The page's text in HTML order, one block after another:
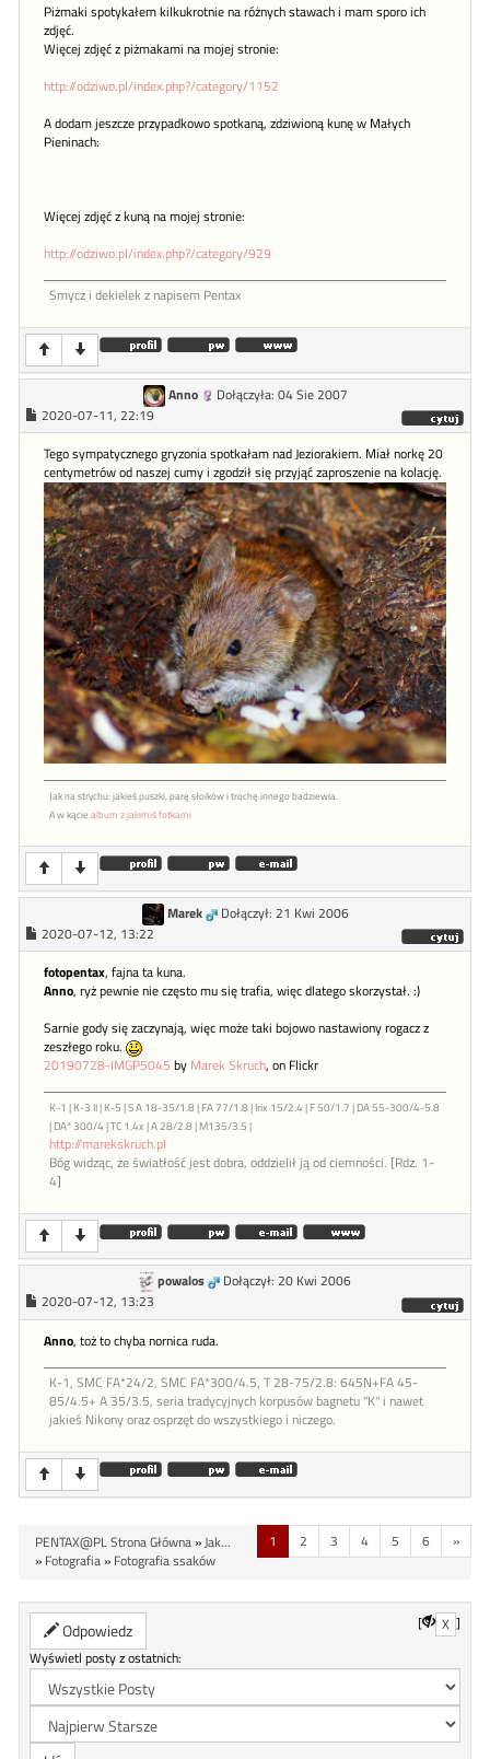
Piżmaki spotykałem kilkukrotnie na różnych stawach i mam sporo ich
zdjęć.
Więcej zdjęć z piżmakami na mojej stronie:
http://odziwo.pl/index.php?/category/1152
A dodam jeszcze przypadkowo spotkaną, zdziwioną kunę w Małych
Pieninach:
Więcej zdjęć z kuną na mojej stronie:
http://odziwo.pl/index.php?/category/929
Smycz i dekielek z napisem Pentax
Anno
Dołączyła: 04 Sie 2007
2020-07-11, 22:19
Tego sympatycznego gryzonia spotkałam nad Jeziorakiem. Miał norkę 20
centymetrów od naszej cumy i zgodził się przyjąć zaproszenie na kolację.
Jak na strychu: jakieś puszki, parę słoików i trochę innego badziewia.
A w kącie album z jakimiś fotkami
Marek
Dołączył: 21 Kwi 2006
2020-07-12, 13:22
fotopentax, fajna ta kuna.
Anno, ryż pewnie nie często mu się trafia, więc dlatego skorzystał. :)
Sarnie gody się zaczynają, więc może taki bojowo nastawiony rogacz z
zeszłego roku.
20190728-IMGP5045 by Marek Skruch, on Flickr
K-1 | K-3 II | K-5 | S A 18-35/1.8 | FA 77/1.8 | Irix 15/2.4 | F 50/1.7 | DA 55-300/4-5.8
| DA* 300/4 | TC 1.4x | A 28/2.8 | M135/3.5 |
http://marekskruch.pl
Bóg widząc, że światłość jest dobra, oddzielił ją od ciemności. [Rdz. 1-
4]
powalos
Dołączył: 20 Kwi 2006
2020-07-12, 13:23
Anno, toż to chyba nornica ruda.
K-1, SMC FA*24/2, SMC FA*300/4.5, T 28-75/2.8: 645N+FA 45-
85/4.5+ A 35/3.5, seria tradycyjnych korpusów bagnetu "K" i nawet
jakieś Nikony oraz osprzęt do wszystkiego i niczego.
1 2 3 4 5 6 »
PENTAX@PL Strona Główna» Jak...
» Fotografia» Fotografia ssaków
Odpowiedz [ X ]
Wyświetl posty z ostatnich: